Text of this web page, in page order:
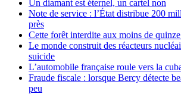
Un diamant est éternel, un cartel non
Note de service : l’État distribue 200
près
Cette forêt interdite aux moins de
Le monde construit des réacteurs
suicide
L’automobile française roule vers la
Fraude fiscale : lorsque Bercy détecte
peu